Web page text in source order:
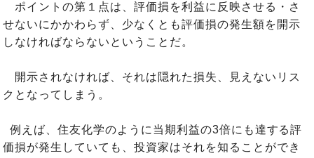
ポイントの第１点は、評価損を利益に反映させる・さ
せないにかかわらず、少なくとも評価損の発生額を開示
しなければならないということだ。
開示されなければ、それは隠れた損失、見えないリス
クとなってしまう。
例えば、住友化学のように当期利益の3倍にも達する評
価損が発生していても、投資家はそれを知ることができ